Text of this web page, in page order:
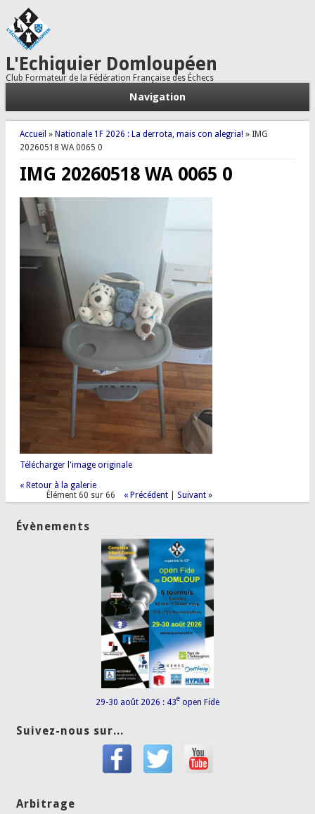
L'Echiquier Domloupéen
Club Formateur de la Fédération Française des Échecs
Navigation
Vous êtes ici
Accueil » Nationale 1F 2026 : La derrota, mais con alegria!» IMG
20260518 WA 0065 0
IMG 20260518 WA 0065 0
Télécharger l'image originale
« Retour à la galerie
Élément 60 sur 66
« Précédent |Suivant »
Évènements
29-30 août 2026 : 43e open Fide
Suivez-nous sur...
Arbitrage